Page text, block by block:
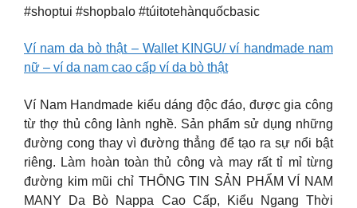
#shoptui #shopbalo #túitotehànquốcbasic
Ví nam da bò thật – Wallet KINGU/ ví handmade nam
nữ – ví da nam cao cấp ví da bò thật
Ví Nam Handmade kiểu dáng độc đáo, được gia công
từ thợ thủ công lành nghề. Sản phẩm sử dụng những
đường cong thay vì đường thẳng để tạo ra sự nổi bật
riêng. Làm hoàn toàn thủ công và may rất tỉ mỉ từng
đường kim mũi chỉ THÔNG TIN SẢN PHẨM VÍ NAM
MANY Da Bò Nappa Cao Cấp, Kiểu Ngang Thời